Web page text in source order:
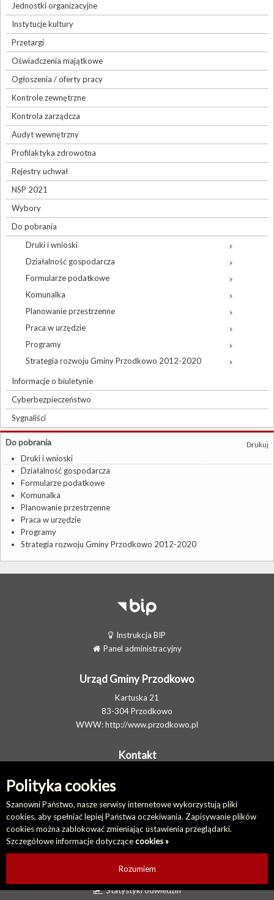
Polityka cookies
Szanowni Państwo, nasze serwisy internetowe wykorzystują pliki
cookies, aby spełniać lepiej Państwa oczekiwania. Zapisywanie plików
cookies można zablokować zmieniając ustawienia przeglądarki.
Szczegółowe informacje dotyczącecookies »
Rozumiem
Jednostki organizacyjne
Instytucje kultury
Przetargi
Oświadczenia majątkowe
Ogłoszenia / oferty pracy
Kontrole zewnętrzne
Kontrola zarządcza
Audyt wewnętrzny
Profilaktyka zdrowotna
Rejestry uchwał
NSP 2021
Wybory
Do pobrania
Druki i wnioski
Działalność gospodarcza
Formularze podatkowe
Komunalka
Planowanie przestrzenne
Praca w urzędzie
Programy
Strategia rozwoju Gminy Przodkowo 2012-2020
Informacje o biuletynie
Cyberbezpieczeństwo
Sygnaliści
Drukuj
Do pobrania
Druki i wnioski
Działalność gospodarcza
Formularze podatkowe
Komunalka
Planowanie przestrzenne
Praca w urzędzie
Programy
Strategia rozwoju Gminy Przodkowo 2012-2020
Instrukcja BIP
Panel administracyjny
Urząd Gminy Przodkowo
Kartuska 21
83-304 Przodkowo
WWW:http://www.przodkowo.pl
Kontakt
E-MAIL:
Elektroniczna Skrzynka Podawcza
Na skróty
Ostatnio dodane
Statystyki odwiedzin